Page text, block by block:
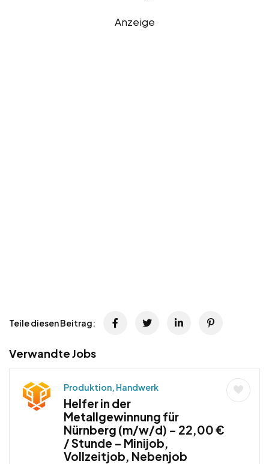
Anzeige
Teile diesen Beitrag:
Verwandte Jobs
Produktion, Handwerk
Helfer in der
Metallgewinnung für
Nürnberg (m/w/d) – 22,00 €
/ Stunde – Minijob,
Vollzeitjob, Nebenjob